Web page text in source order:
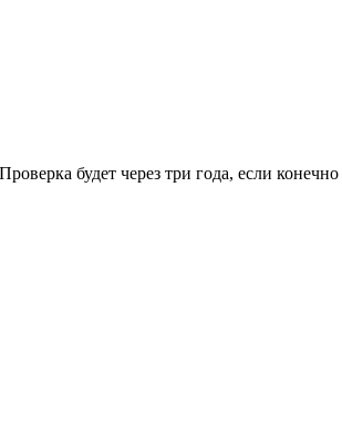
будет через три года, если